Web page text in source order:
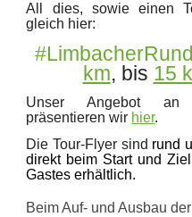
All dies, sowie einen
gleich hier:
km, bis 15
Unser Angebot an
präsentieren wir hier.
Die Tour-Flyer sind rund
direkt beim Start und
Gastes erhältlich.
Beim Auf- und Ausbau